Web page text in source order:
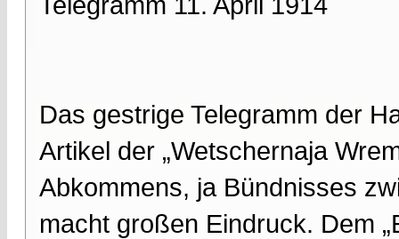
Das gestrige Telegramm der
Artikel der „Wetschernaja
Abkommens, ja Bündnisses
macht großen Eindruck. Dem